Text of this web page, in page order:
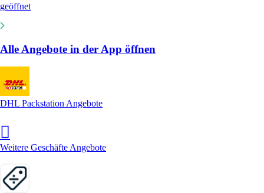
geöffnet
Alle Angebote in der App öffnen
DHL Packstation Angebote
Weitere Geschäfte Angebote